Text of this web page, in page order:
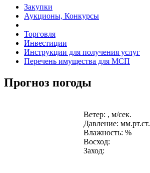
Закупки
Аукционы, Конкурсы
Торговля
Инвестиции
Инструкции для получения услуг
Перечень имущества для МСП
Прогноз погоды
Ветер: , м/сек.
Давление: мм.рт.ст.
Влажность: %
Восход:
Заход: